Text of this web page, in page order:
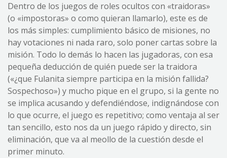
Dentro de los juegos de roles ocultos con «traidoras»
(o «impostoras» o como quieran llamarlo), este es de
los más simples: cumplimiento básico de misiones, no
hay votaciones ni nada raro, solo poner cartas sobre la
misión. Todo lo demás lo hacen las jugadoras, con esa
pequeña deducción de quién puede ser la traidora
(«¿que Fulanita siempre participa en la misión fallida?
Sospechoso») y mucho pique en el grupo, si la gente no
se implica acusando y defendiéndose, indignándose con
lo que ocurre, el juego es repetitivo; como ventaja al ser
tan sencillo, esto nos da un juego rápido y directo, sin
eliminación, que va al meollo de la cuestión desde el
primer minuto.